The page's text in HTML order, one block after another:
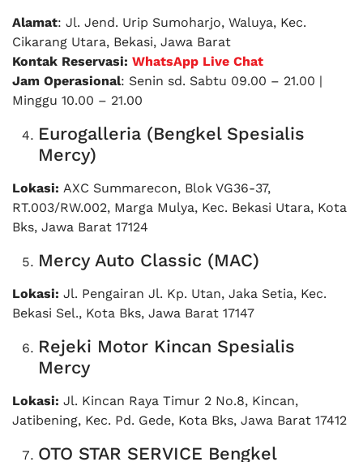
Alamat: Jl. Jend. Urip Sumoharjo, Waluya, Kec.
Cikarang Utara, Bekasi, Jawa Barat
Kontak Reservasi: WhatsApp Live Chat
Jam Operasional: Senin sd. Sabtu 09.00 – 21.00 |
Minggu 10.00 – 21.00
Eurogalleria (Bengkel Spesialis
Mercy)
Lokasi: AXC Summarecon, Blok VG36-37,
RT.003/RW.002, Marga Mulya, Kec. Bekasi Utara, Kota
Bks, Jawa Barat 17124
Mercy Auto Classic (MAC)
Lokasi: Jl. Pengairan Jl. Kp. Utan, Jaka Setia, Kec.
Bekasi Sel., Kota Bks, Jawa Barat 17147
Rejeki Motor Kincan Spesialis
Mercy
Lokasi: Jl. Kincan Raya Timur 2 No.8, Kincan,
Jatibening, Kec. Pd. Gede, Kota Bks, Jawa Barat 17412
OTO STAR SERVICE Bengkel